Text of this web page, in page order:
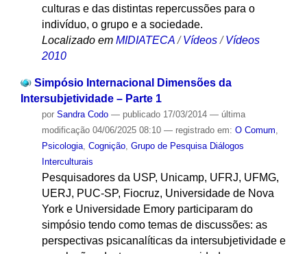
culturas e das distintas repercussões para o
indivíduo, o grupo e a sociedade.
Localizado em MIDIATECA /Vídeos /Vídeos
2010
Simpósio Internacional Dimensões da
Intersubjetividade – Parte 1
por Sandra Codo — publicado17/03/2014 — última
modificação04/06/2025 08:10 — registrado em: O Comum
Psicologia, Cognição, Grupo de Pesquisa Diálogos
Interculturais
Pesquisadores da USP, Unicamp, UFRJ, UFMG,
UERJ, PUC-SP, Fiocruz, Universidade de Nova
York e Universidade Emory participaram do
simpósio tendo como temas de discussões: as
perspectivas psicanalíticas da intersubjetividade e